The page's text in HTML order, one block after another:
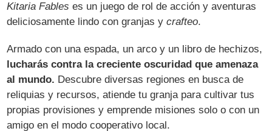
Kitaria Fables es un juego de rol de acción y aventuras
deliciosamente lindo con granjas ycrafteo.
Armado con una espada, un arco y un libro de hechizos,
lucharás contra la creciente oscuridad que amenaza
al mundo. Descubre diversas regiones en busca de
reliquias y recursos, atiende tu granja para cultivar tus
propias provisiones y emprende misiones solo o con un
amigo en el modo cooperativo local.